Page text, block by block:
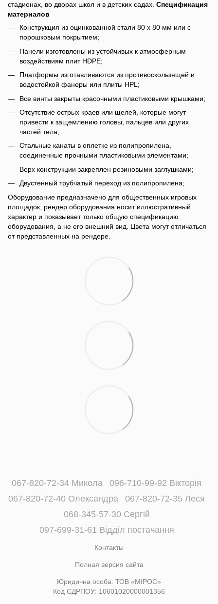
стадионах, во дворах школ и в детских садах. Спецификация
материалов
Конструкция из оцинкованной стали 80 х 80 мм или с
порошковым покрытием;
Панели изготовлены из устойчивых к атмосферным
воздействиям плит HDPE;
Платформы изготавливаются из противоскользящей и
водостойкой фанеры или плиты HPL;
Все винты закрыты красочными пластиковыми крышками;
Отсутствие острых краев или щелей, которые могут
привести к защемлению головы, пальцев или других
частей тела;
Стальные канаты в оплетке из полипропилена,
соединенные прочными пластиковыми элементами;
Верх конструкции закреплен резиновыми заглушками;
Двустенный трубчатый переход из полипропилена;
Оборудование предназначено для общественных игровых
площадок, рендер оборудования носит иллюстративный
характер и показывает только общую спецификацию
оборудования, а не его внешний вид. Цвета могут отличаться
от представленных на рендере.
067-820-72-34 Микола
096-710-99-92 Вікторія
067-820-72-40 Олександра
067-820-72-35 Леся
068-345-57-30 Сергій
097-699-31-61 Відділ постачання
Контакты
Полная версия сайта
Юридична особа: ТОВ «МІРОС»
Код ЄДРПОУ: 10601020000001356